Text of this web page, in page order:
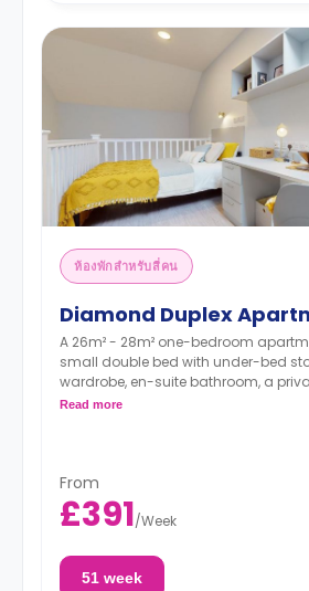
ห้องพักสำหรับสี่คน
Diamond Duplex
A 26m² - 28m² one-bedroom
small double bed with under-bed
wardrobe, en-suite bathroom, a
a modern kitchenette with a fridge
Read more
From
£391/Week
51 week